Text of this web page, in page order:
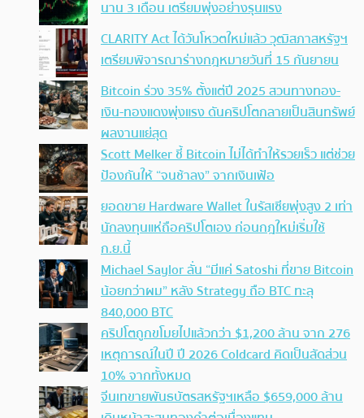
นาน 3 เดือน เตรียมพุ่งอย่างรุนแรง
CLARITY Act ได้วันโหวตใหม่แล้ว วุฒิสภาสหรัฐฯ
เตรียมพิจารณาร่างกฎหมายวันที่ 15 กันยายน
Bitcoin ร่วง 35% ตั้งแต่ปี 2025 สวนทางทอง-
เงิน-ทองแดงพุ่งแรง ดันคริปโตกลายเป็นสินทรัพย์
ผลงานแย่สุด
Scott Melker ชี้ Bitcoin ไม่ได้ทำให้รวยเร็ว แต่ช่วย
ป้องกันให้ “จนช้าลง” จากเงินเฟ้อ
ยอดขาย Hardware Wallet ในรัสเซียพุ่งสูง 2 เท่า
นักลงทุนแห่ถือคริปโตเอง ก่อนกฎใหม่เริ่มใช้
ก.ย.นี้
Michael Saylor ลั่น “มีแค่ Satoshi ที่ขาย Bitcoin
น้อยกว่าผม” หลัง Strategy ถือ BTC ทะลุ
840,000 BTC
คริปโตถูกขโมยไปแล้วกว่า $1,200 ล้าน จาก 276
เหตุการณ์ในปี ปี 2026 Coldcard คิดเป็นสัดส่วน
10% จากทั้งหมด
จีนเทขายพันธบัตรสหรัฐฯเหลือ $659,000 ล้าน